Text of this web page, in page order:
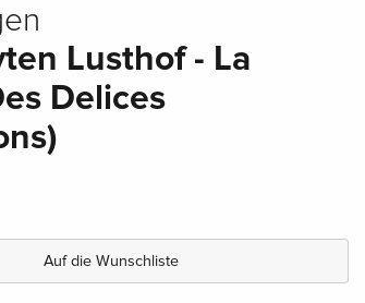
Lusthof - La
Delices
Auf die Wunschliste